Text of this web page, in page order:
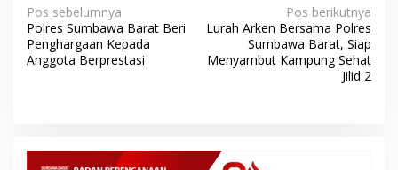
N
a
v
Pos sebelumnya
Polres Sumbawa Barat Beri
Penghargaan Kepada
Anggota Berprestasi
Pos berikutnya
Lurah Arken Bersama Polres
Sumbawa Barat, Siap
Menyambut Kampung Sehat
Jilid 2